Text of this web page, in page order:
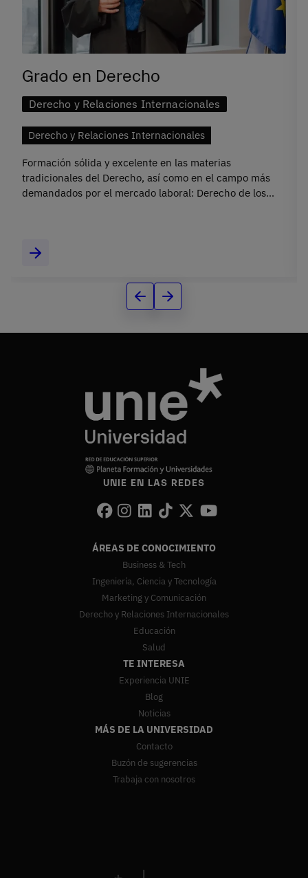
Grado en Derecho
Derecho y Relaciones Internacionales
Derecho y Relaciones Internacionales
Formación sólida y excelente en las materias
tradicionales del Derecho, así como en el campo más
demandados por el mercado laboral: Derecho de los
UNIE EN LAS REDES
ÁREAS DE CONOCIMIENTO
Business & Tech
Ingeniería, Ciencia y Tecnología
Marketing y Comunicación
Derecho y Relaciones Internacionales
Educación
Salud
TE INTERESA
Experiencia UNIE
Blog
Noticias
MÁS DE LA UNIVERSIDAD
Contacto
Buzón de sugerencias
Trabaja con nosotros